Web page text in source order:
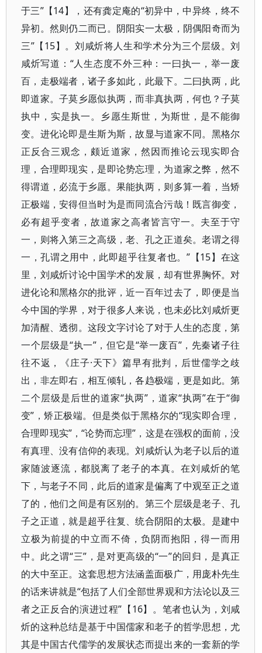
于三”【14】，还有龚定庵的“初异中，中异终，终不
异初。然则仍二而已。阴阳实一太极，阴偶阳奇而为
三”【15】。刘咸炘将人生和学术分为三个层级。刘
咸炘写道：“人生态度不外三种：一曰执一，举一废
百，走极端者，诸子多如此，此最下。二曰执两，此
即道家。子莫乡愿似执两，而非真执两，何也？子莫
执中，实是执一。乡愿生斯世，为斯世，是不能御
变。进化论即是生斯为斯，故显与道家不同。黑格尔
正反合三观念，颇近道家，然因而推论云现实即合
理，合理即现实，是即论势忘理，为道家之弊，然不
得谓道，必流于乡愿。果能执两，则多算一着，当矫
正极端，安得但当时为是而同流合污哉！既言御变，
必有超乎变者，故道家之高者皆言守一。夫至于守
一，则将入第三之高级，老、孔之正道矣。老谓之得
一，孔谓之用中，此即超乎往复者也。”【15】在这
里，刘咸炘讨论中国学术的发展，却有世界胸怀。对
进化论和黑格尔的批评，近一百年过去了，即便是当
今中国的学界，对于很多人来说，也未必比刘咸炘更
加清醒、透彻。这段文字讨论了对于人生的态度，第
一个层级是“执一”，但它是“举一废百”，先秦诸子往
往不返，《庄子·天下》篇早有批判，后世儒学之歧
出，非左即右，相互倾轧，各趋极端，更是如此。第
二个层级是后世的道家“执两”，道家“执两”在于“御
变”，矫正极端。但是类似于黑格尔的“现实即合理，
合理即现实”，“论势而忘理”，这是在强权的面前，没
有真理、没有信仰的表现。刘咸炘认为老子以后的道
家随波逐流，都脱离了老子的本真。在刘咸炘的笔
下，与老子不同，此后的道家是偏离了中观至正之道
了的，他们之间是有区别的。第三个层级是老子、孔
子之正道，就是超乎往复、统合阴阳的太极。是建中
立极为前提的中立而不倚，负阴而抱阳，得一而用
中。此之谓“三”，是对更高级的“一”的回归，是真正
的大中至正。这套思想方法涵盖面极广，用庞朴先生
的话来讲就是“包括了人们全部世界观和方法论以及三
者之正反合的演进过程”【16】。笔者也认为，刘咸
炘的这种总结是基于中国儒家和老子的哲学思想，尤
其是中国古代儒学的发展状态而提出来的一套新的学